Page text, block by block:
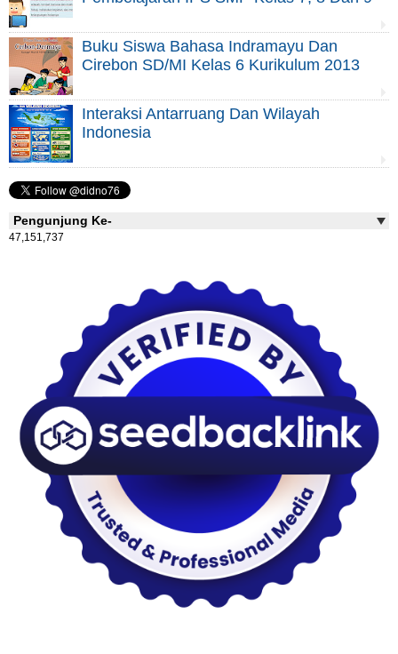
Buku Siswa Bahasa Indramayu Dan
Cirebon SD/MI Kelas 6 Kurikulum 2013
Interaksi Antarruang Dan Wilayah
Indonesia
Pengunjung Ke-
47,151,737